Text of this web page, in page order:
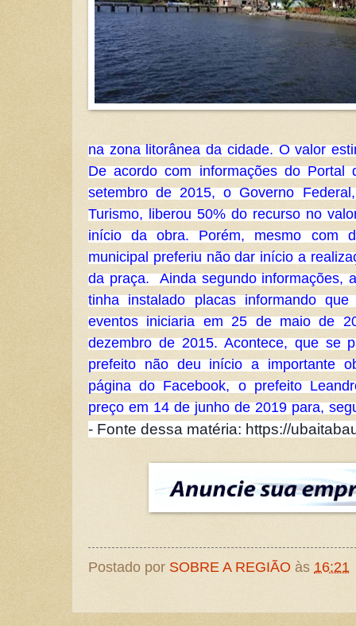
na zona litorânea da cidade. O valor
De acordo com informações do Portal
setembro de 2015, o Governo
Turismo, liberou 50% do recurso no
início da obra. Porém, mesmo com
municipal preferiu não dar início a
da praça.  Ainda segundo informações,
tinha instalado placas informando
eventos iniciaria em 25 de maio de
dezembro de 2015. Acontece, que se
prefeito não deu início a importante
página do Facebook, o prefeito
preço em 14 de junho de 2019 para,
- Fonte dessa matéria: https://
Postado por SOBRE A REGIÃO às 16:21